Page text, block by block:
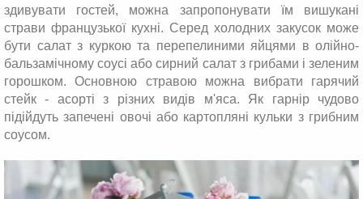
здивувати гостей, можна запропонувати їм вишукані
страви французької кухні. Серед холодних закусок може
бути салат з куркою та перепелиними яйцями в олійно-
бальзамічному соусі або сирний салат з грибами і зеленим
горошком. Основною стравою можна вибрати гарячий
стейк - асорті з різних видів м'яса. Як гарнір чудово
підійдуть запечені овочі або картопляні кульки з грибним
соусом.